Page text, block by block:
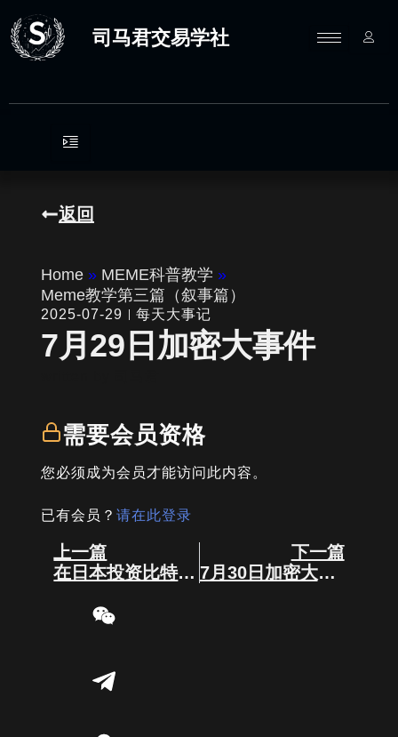
至
内
司马君交易学社
返回
Home » MEME科普教学 »
Meme教学第三篇（叙事篇）
2025-07-29 每天大事记
7月29日加密大事件
需要会员资格
您必须成为会员才能访问此内容。
已有会员？ 请在此登录
Prev
上一篇
在日本投资比特币，新手必须注意这5件事！
下一篇
7月30日加密大事件